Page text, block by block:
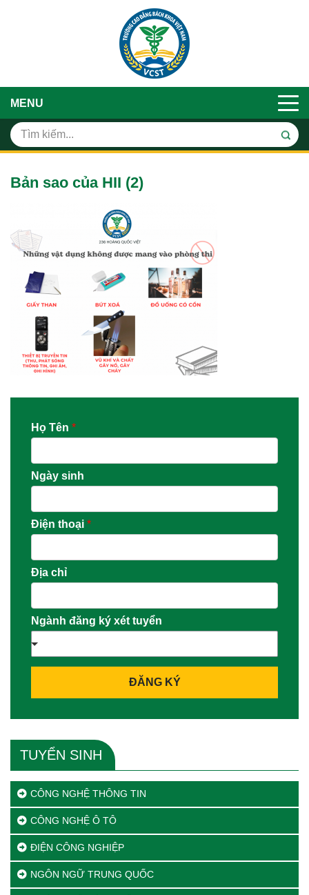
MENU
Bản sao của HII (2)
Họ Tên *
Ngày sinh
Điện thoại *
Địa chỉ
Ngành đăng ký xét tuyển
ĐĂNG KÝ
TUYỂN SINH
CÔNG NGHỆ THÔNG TIN
CÔNG NGHỆ Ô TÔ
ĐIỆN CÔNG NGHIỆP
NGÔN NGỮ TRUNG QUỐC